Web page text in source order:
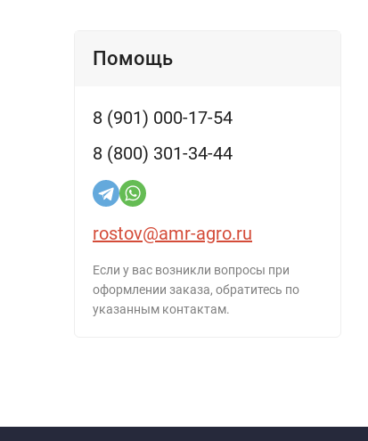
Помощь
8 (901) 000-17-54
8 (800) 301-34-44
rostov@amr-agro.ru
Если у вас возникли вопросы при
оформлении заказа, обратитесь по
указанным контактам.